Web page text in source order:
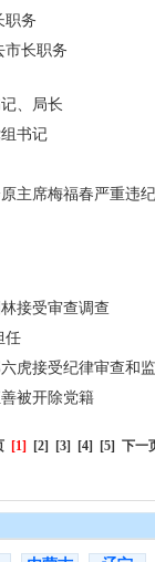
职务
市长职务
、局长
书记
主席梅福春严重违
接受审查调查
任
虎接受纪律审查和
被开除党籍
[1] [2] [3] [4] [5] 下一